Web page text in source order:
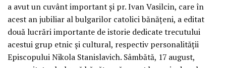
a avut un cuvânt important şi pr. Ivan Vasilcin, care în
acest an jubiliar al bulgarilor catolici bănăţeni, a editat
două lucrări importante de istorie dedicate trecutului
acestui grup etnic şi cultural, respectiv personalităţii
Episcopului Nikola Stanislavich. Sâmbătă, 17 august,